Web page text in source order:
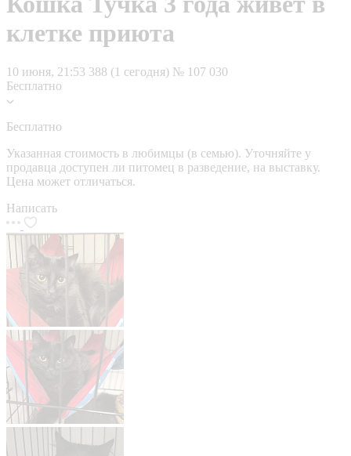
клетке приюта
10 июня, 21:53 388 (1 сегодня) № 107 030
Бесплатно
Бесплатно
Указанная стоимость в любимцы (в семью). Уточняйте у
продавца доступен ли питомец в разведение, на выставку.
Цена может отличаться.
Написать